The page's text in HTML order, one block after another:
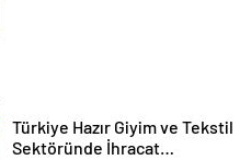
Türkiye Hazır Giyim ve Tekstil
Sektöründe İhracat